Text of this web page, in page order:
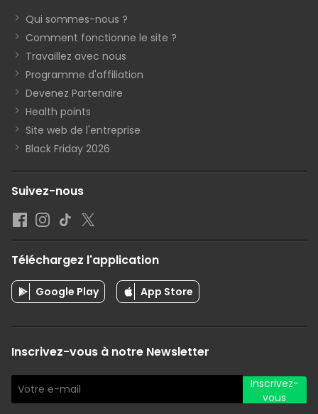
Qui sommes-nous ?
Comment fonctionne le site ?
Travaillez avec nous
Programme d'affiliation
Devenez Partenaire
Health points
Site web de l'entreprise
Black Friday 2026
Suivez-nous
Téléchargez l'application
Google Play App Store
Inscrivez-vous à notre Newsletter
Inscrivez-
vous